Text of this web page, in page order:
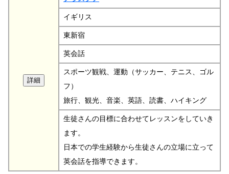
イギリス
東新宿
英会話
スポーツ観戦、運動（サッカー、テニス、ゴル
フ）
旅行、観光、音楽、英語、読書、ハイキング
生徒さんの目標に合わせてレッスンをしていき
ます。
日本での学生経験から生徒さんの立場に立って
英会話を指導できます。